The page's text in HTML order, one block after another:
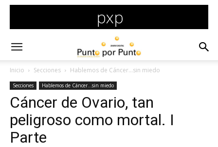
Inicio Secciones Hablemos de Cáncer...sin miedo
Secciones Hablemos de Cáncer...sin miedo
Cáncer de Ovario, tan
peligroso como mortal. I
Parte